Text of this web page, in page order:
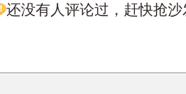
还没有人评论过，赶快抢沙